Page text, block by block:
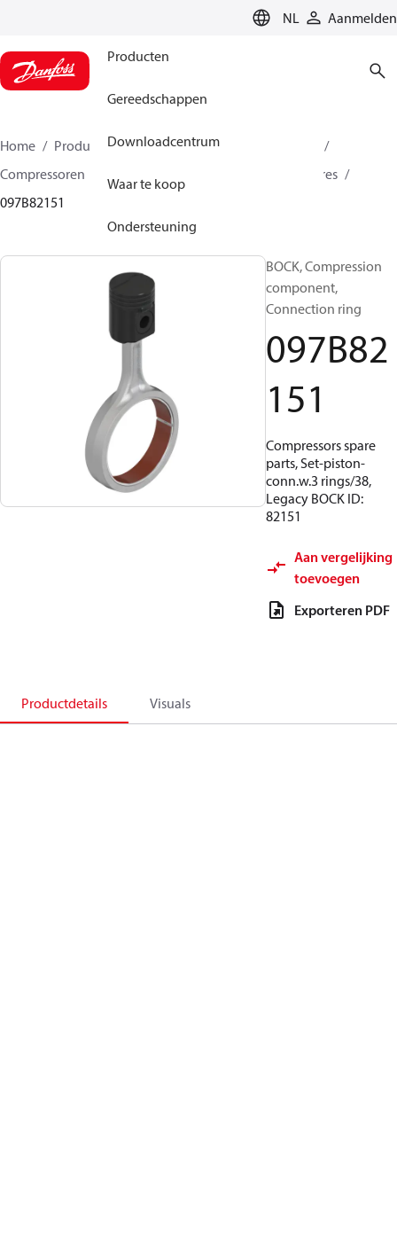
NL Aanmelden
Producten
Gereedschappen
Downloadcentrum
Waar te koop
Ondersteuning
Home Producten
Climate Solutions voor heating
Compressoren
BOCK reserveonderdelen en accessoires
097B82151
BOCK, Compression
component,
Connection ring
097B82
151
Compressors spare
parts, Set-piston-
conn.w.3 rings/38,
Legacy BOCK ID:
82151
Aan vergelijking
toevoegen
Exporteren PDF
Productdetails Visuals